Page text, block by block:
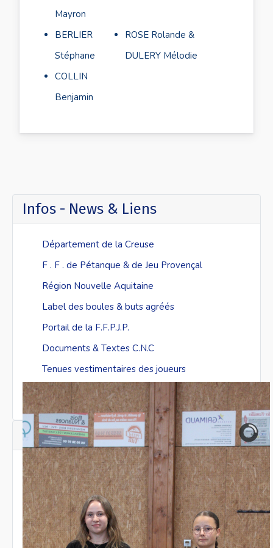
Mayron
BERLIER
Stéphane
COLLIN
Benjamin
ROSE Rolande &
DULERY Mélodie
Infos - News & Liens
Département de la Creuse
F . F . de Pétanque & de Jeu Provençal
Région Nouvelle Aquitaine
Label des boules & buts agréés
Portail de la F.F.P.J.P.
Documents & Textes C.N.C
Tenues vestimentaires des joueurs
Mentions Légales & RGPD
Champions de la Creuse FFPJP